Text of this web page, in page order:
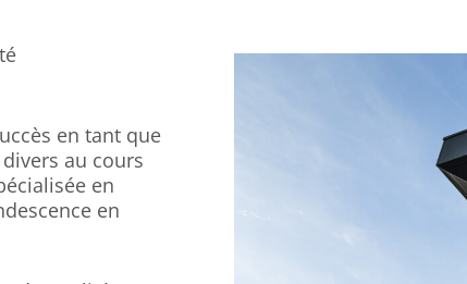
en tant que
au cours
en
en